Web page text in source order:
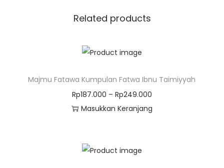
Related products
Majmu Fatawa Kumpulan Fatwa Ibnu Taimiyyah
Rp187.000 – Rp249.000
Masukkan Keranjang